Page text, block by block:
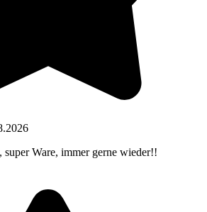
Ware, immer gerne wieder!!